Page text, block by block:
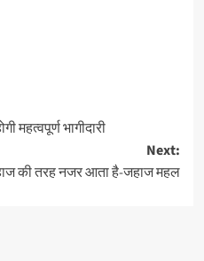
महत्वपूर्ण भागीदारी
Next:
की तरह नजर आता है-जहाज महल